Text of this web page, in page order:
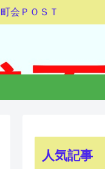
町会ＰＯＳＴ
人気記事